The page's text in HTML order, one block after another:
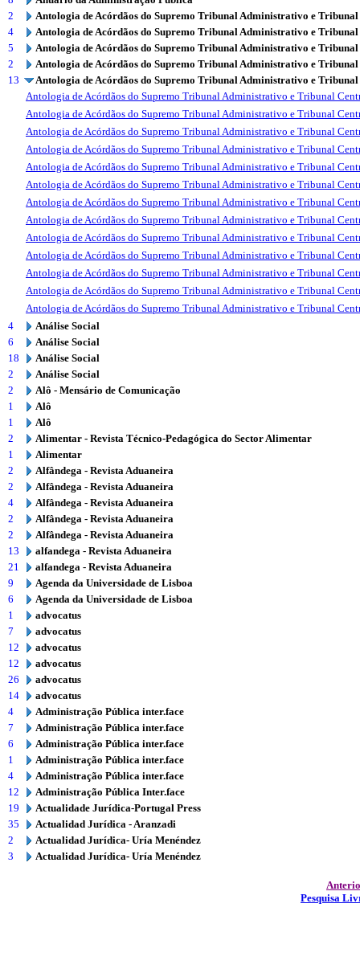
2
Antologia de Acórdãos do Supremo Tribunal Administrativo e
4
Antologia de Acórdãos do Supremo Tribunal Administrativo e
5
Antologia de Acórdãos do Supremo Tribunal Administrativo e
2
Antologia de Acórdãos do Supremo Tribunal Administrativo e
13
Antologia de Acórdãos do Supremo Tribunal Administrativo e
Antologia de Acórdãos do Supremo Tribunal Administrativo e Tribunal
Antologia de Acórdãos do Supremo Tribunal Administrativo e Tribunal
Antologia de Acórdãos do Supremo Tribunal Administrativo e Tribunal
Antologia de Acórdãos do Supremo Tribunal Administrativo e Tribunal
Antologia de Acórdãos do Supremo Tribunal Administrativo e Tribunal
Antologia de Acórdãos do Supremo Tribunal Administrativo e Tribunal
Antologia de Acórdãos do Supremo Tribunal Administrativo e Tribunal
Antologia de Acórdãos do Supremo Tribunal Administrativo e Tribunal
Antologia de Acórdãos do Supremo Tribunal Administrativo e Tribunal
Antologia de Acórdãos do Supremo Tribunal Administrativo e Tribunal
Antologia de Acórdãos do Supremo Tribunal Administrativo e Tribunal
Antologia de Acórdãos do Supremo Tribunal Administrativo e Tribunal
Antologia de Acórdãos do Supremo Tribunal Administrativo e Tribunal
4
Análise Social
6
Análise Social
18
Análise Social
2
Análise Social
2
Alô - Mensário de Comunicação
1
Alô
1
Alô
2
Alimentar - Revista Técnico-Pedagógica do Sector Alimentar
1
Alimentar
2
Alfândega - Revista Aduaneira
2
Alfândega - Revista Aduaneira
4
Alfândega - Revista Aduaneira
2
Alfândega - Revista Aduaneira
2
Alfândega - Revista Aduaneira
13
alfandega - Revista Aduaneira
21
alfandega - Revista Aduaneira
9
Agenda da Universidade de Lisboa
6
Agenda da Universidade de Lisboa
1
advocatus
7
advocatus
12
advocatus
12
advocatus
26
advocatus
14
advocatus
4
Administração Pública inter.face
7
Administração Pública inter.face
6
Administração Pública inter.face
1
Administração Pública inter.face
4
Administração Pública inter.face
12
Administração Pública Inter.face
19
Actualidade Jurídica-Portugal Press
35
Actualidad Jurídica - Aranzadi
2
Actualidad Jurídica- Uría Menéndez
3
Actualidad Jurídica- Uría Menéndez
Pesquisa